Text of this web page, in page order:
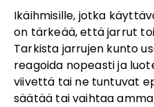
Ikäihmisille, jotka
on tärkeää, että jarrut
Tarkista jarrujen kunto
reagoida nopeasti ja
viivettä tai ne tuntuvat
säätää tai vaihtaa